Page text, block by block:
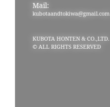
Mail:
kubotaandtokiwa@gmail.com
KUBOTA HONTEN & CO.,LTD.
© ALL RIGHTS RESERVED